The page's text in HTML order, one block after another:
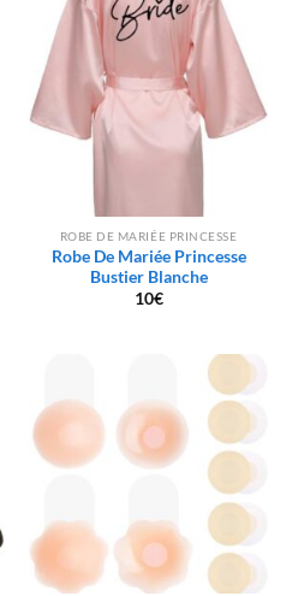
ROBE DE MARIÉE PRINCESSE
Robe De Mariée Princesse
Bustier Blanche
10€